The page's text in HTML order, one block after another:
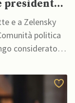
presidente
Mosca
e a Zelensky
politica
considerato il